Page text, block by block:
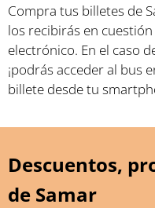
Compra tus billetes de
los recibirás en
electrónico. En el caso
¡podrás acceder al bus
billete desde tu
Descuentos,
de Samar